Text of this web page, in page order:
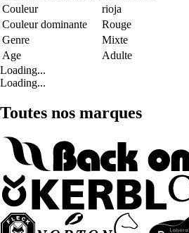
Couleur
rioja
Couleur dominante
Rouge
Genre
Mixte
Age
Adulte
Loading...
Loading...
Toutes nos marques